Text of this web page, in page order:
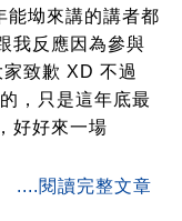
能坳來講的講者都
我反應因為參與
致歉 XD 不過
，只是這年底最
好好來一場
....閱讀完整文章